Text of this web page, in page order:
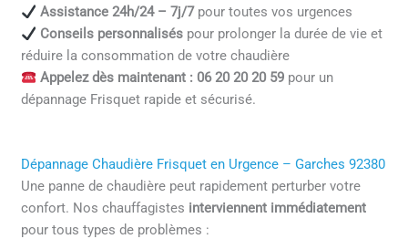
Assistance 24h/24 – 7j/7pour toutes vos urgences
Conseils personnaliséspour prolonger la durée de vie et
réduire la consommation de votre chaudière
Appelez dès maintenant : 06 20 20 20 59pour un
dépannage Frisquet rapide et sécurisé.
Dépannage Chaudière Frisquet en Urgence – Garches 92380
Une panne de chaudière peut rapidement perturber votre
confort. Nos chauffagistes interviennent immédiatement
pour tous types de problèmes :